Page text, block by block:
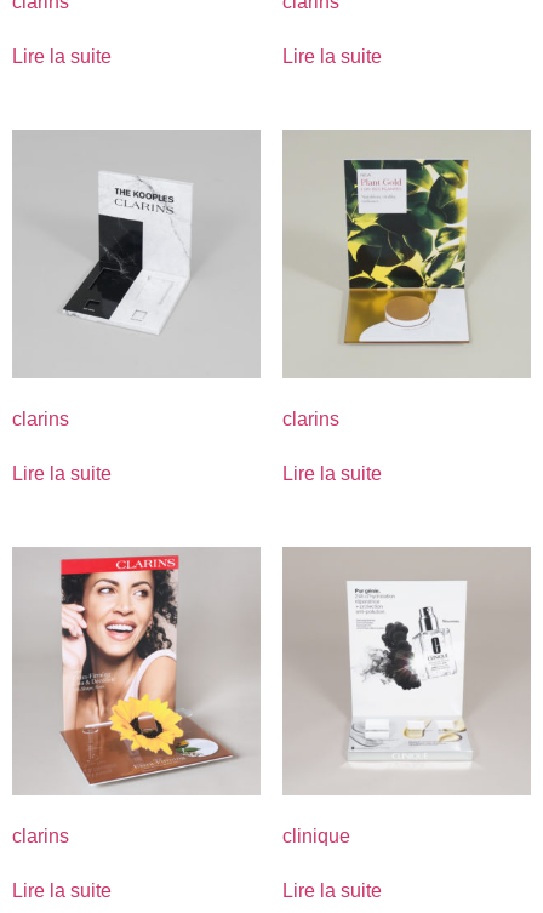
Lire la suite Lire la suite
clarins
Lire la suite
clarins
Lire la suite
clarins
Lire la suite
clinique
Lire la suite